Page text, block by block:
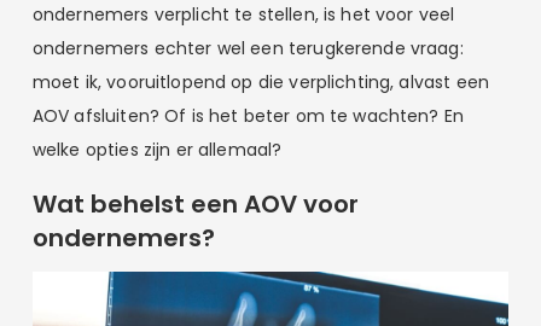
ondernemers verplicht te stellen, is het voor veel
ondernemers echter wel een terugkerende vraag:
moet ik, vooruitlopend op die verplichting, alvast een
AOV afsluiten? Of is het beter om te wachten? En
welke opties zijn er allemaal?
Wat behelst een AOV voor
ondernemers?